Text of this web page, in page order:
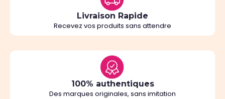
Livraison Rapide
Recevez vos produits sans attendre
100% authentiques
Des marques originales, sans imitation